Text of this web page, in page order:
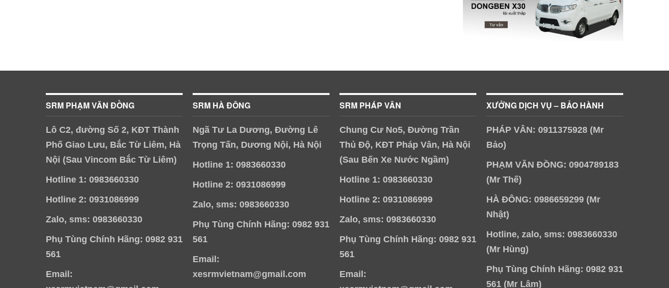
SRM PHẠM VĂN ĐỒNG
Lô C2, đường Số 2, KĐT Thành
Phố Giao Lưu, Bắc Từ Liêm, Hà
Nội (Sau Vincom Bắc Từ Liêm)
Hotline 1: 0983660330
Hotline 2: 0931086999
Zalo, sms: 0983660330
Phụ Tùng Chính Hãng: 0982 931
561
Email:
SRM HÀ ĐÔNG
Ngã Tư La Dương, Đường Lê
Trọng Tấn, Dương Nội, Hà Nội
Hotline 1: 0983660330
Hotline 2: 0931086999
Zalo, sms: 0983660330
Phụ Tùng Chính Hãng: 0982 931
561
Email:
xesrmvietnam@gmail.com
SRM PHÁP VÂN
Chung Cư No5, Đường Trần
Thủ Độ, KĐT Pháp Vân, Hà Nội
(Sau Bến Xe Nước Ngầm)
Hotline 1: 0983660330
Hotline 2: 0931086999
Zalo, sms: 0983660330
Phụ Tùng Chính Hãng: 0982 931
561
Email:
XƯỞNG DỊCH VỤ – BẢO HÀNH
PHÁP VÂN: 0911375928 (Mr
Bảo)
PHẠM VĂN ĐỒNG: 0904789183
(Mr Thế)
HÀ ĐÔNG: 0986659299 (Mr
Nhật)
Hotline, zalo, sms: 0983660330
(Mr Hùng)
Phụ Tùng Chính Hãng: 0982 931
561 (Mr Lâm)